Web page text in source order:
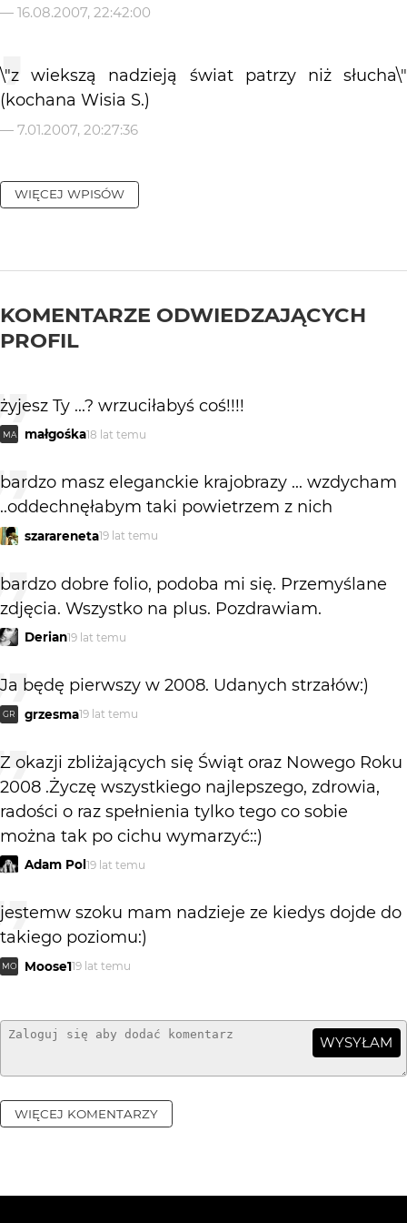
— 16.08.2007, 22:42:00
\"z wiekszą nadzieją świat patrzy niż słucha\"
(kochana Wisia S.)
— 7.01.2007, 20:27:36
WIĘCEJ WPISÓW
KOMENTARZE ODWIEDZAJĄCYCH
PROFIL
żyjesz Ty ...? wrzuciłabyś coś!!!!
MA małgośka18 lat temu
bardzo masz eleganckie krajobrazy ... wzdycham
..oddechnęłabym taki powietrzem z nich
szarareneta19 lat temu
bardzo dobre folio, podoba mi się. Przemyślane
zdjęcia. Wszystko na plus. Pozdrawiam.
Derian19 lat temu
Ja będę pierwszy w 2008. Udanych strzałów:)
GR grzesma19 lat temu
Z okazji zbliżających się Świąt oraz Nowego Roku
2008 .Życzę wszystkiego najlepszego, zdrowia,
radości o raz spełnienia tylko tego co sobie
można tak po cichu wymarzyć::)
Adam Pol 19 lat temu
jestemw szoku mam nadzieje ze kiedys dojde do
takiego poziomu:)
MO Moose119 lat temu
WYSYŁAM
WIĘCEJ KOMENTARZY